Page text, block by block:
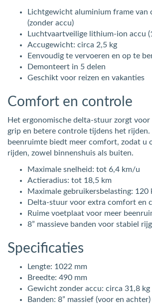
Lichtgewicht aluminium frame van
(zonder accu)
Luchtvaartveilige lithium-ion accu
Accugewicht: circa 2,5 kg
Eenvoudig te vervoeren en op te
Demonteert in 5 delen
Geschikt voor reizen en vakanties
Comfort en controle
Het ergonomische delta-stuur zorgt
grip en betere controle tijdens het rijden.
beenruimte biedt meer comfort, zodat u
rijden, zowel binnenshuis als buiten.
Maximale snelheid: tot 6,4 km/u
Actieradius: tot 18,5 km
Maximale gebruikersbelasting: 120
Delta-stuur voor extra comfort en
Ruime voetplaat voor meer
8” massieve banden voor stabiel
Specificaties
Lengte: 1022 mm
Breedte: 490 mm
Gewicht zonder accu: circa 31,8 kg
Banden: 8” massief (voor en achter)